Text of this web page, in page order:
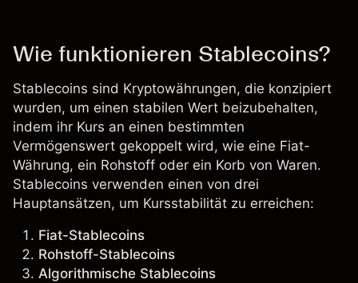
Wie funktionieren Stablecoins?
Stablecoins sind Kryptowährungen, die konzipiert
wurden, um einen stabilen Wert beizubehalten,
indem ihr Kurs an einen bestimmten
Vermögenswert gekoppelt wird, wie eine Fiat-
Währung, ein Rohstoff oder ein Korb von Waren.
Stablecoins verwenden einen von drei
Hauptansätzen, um Kursstabilität zu erreichen:
Fiat-Stablecoins
Rohstoff-Stablecoins
Algorithmische Stablecoins